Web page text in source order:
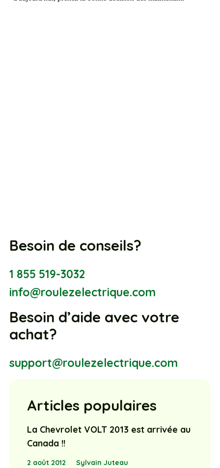
Besoin de conseils?
1 855 519-3032
info@roulezelectrique.com
Besoin d’aide avec votre
achat?
support@roulezelectrique.com
Articles populaires
La Chevrolet VOLT 2013 est arrivée au
Canada !!
2 août 2012 Sylvain Juteau